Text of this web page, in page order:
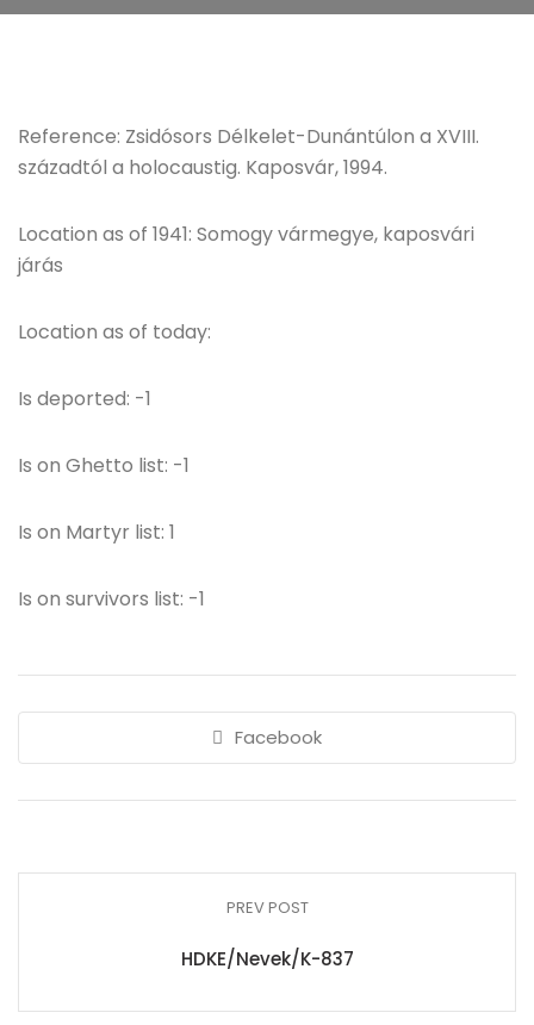
Reference: Zsidósors Délkelet-Dunántúlon a XVIII.
századtól a holocaustig. Kaposvár, 1994.
Location as of 1941: Somogy vármegye, kaposvári
járás
Location as of today:
Is deported: -1
Is on Ghetto list: -1
Is on Martyr list: 1
Is on survivors list: -1
Facebook
PREV POST
HDKE/Nevek/K-837